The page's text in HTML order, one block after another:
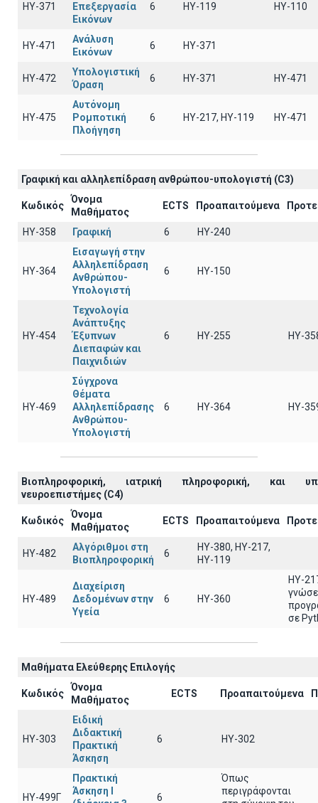
ΗΥ-371
Επεξεργασία
Εικόνων
6 ΗΥ-119 ΗΥ-110
ΗΥ-471
Ανάλυση
Εικόνων
6 ΗΥ-371
ΗΥ-472
Υπολογιστική
Όραση
6 ΗΥ-371 ΗΥ-471
ΗΥ-475
Αυτόνομη
Ρομποτική
Πλοήγηση
6 HY-217, HY-119 ΗΥ-471
Γραφική και αλληλεπίδραση ανθρώπου-υπολογιστή (C3)
Κωδικός
Όνομα
Μαθήματος
ECTS Προαπαιτούμενα
ΗΥ-358 Γραφική 6 HY-240
ΗΥ-364
Εισαγωγή στην
Αλληλεπίδραση
Ανθρώπου-
Υπολογιστή
6 ΗΥ-150
ΗΥ-454
Τεχνολογία
Ανάπτυξης
Έξυπνων
Διεπαφών και
Παιχνιδιών
6 ΗΥ-255 ΗΥ-
ΗΥ-469
Σύγχρονα
Θέματα
Αλληλεπίδρασης
Ανθρώπου-
Υπολογιστή
6 ΗΥ-364 ΗΥ-
Βιοπληροφορική, ιατρική πληροφορική, και
νευροεπιστήμες (C4)
Κωδικός
Όνομα
Μαθήματος
ECTS Προαπαιτούμενα
ΗΥ-482
Αλγόριθμοι στη
Βιοπληροφορική
6
HY-380, HY-217,
HY-119
ΗΥ-489
Διαχείριση
Δεδομένων στην
Υγεία
6 ΗΥ-360
ΗΥ-
σε
Μαθήματα Ελεύθερης Επιλογής
Κωδικός
Όνομα
Μαθήματος
ECTS Προαπαιτούμενα
ΗΥ-303
Ειδική
Διδακτική
Πρακτική
Άσκηση
6 ΗΥ-302
ΗΥ-499Γ
Πρακτική
Άσκηση Ι
6
Όπως
περιγράφονται